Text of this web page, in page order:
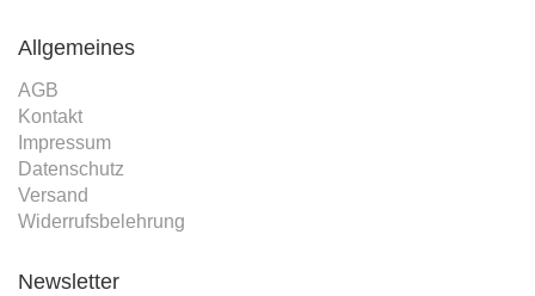
Allgemeines
AGB
Kontakt
Impressum
Datenschutz
Versand
Widerrufsbelehrung
Newsletter